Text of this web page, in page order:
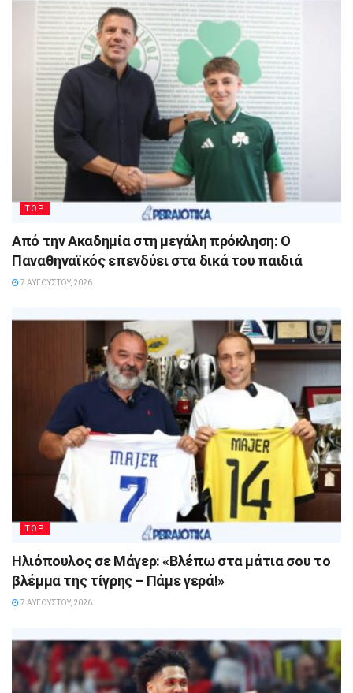
TOP
Από την Ακαδημία στη μεγάλη πρόκληση: Ο
Παναθηναϊκός επενδύει στα δικά του παιδιά
7 ΑΥΓΟΎΣΤΟΥ, 2026
TOP
Ηλιόπουλος σε Μάγερ: «Βλέπω στα μάτια σου το
βλέμμα της τίγρης – Πάμε γερά!»
7 ΑΥΓΟΎΣΤΟΥ, 2026